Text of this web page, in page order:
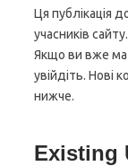
Ця публікація
учасників сайту.
Якщо ви вже
увійдіть. Нові
нижче.
Existing